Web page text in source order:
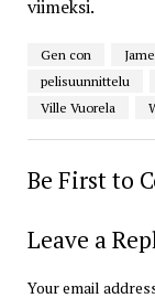
viimeksi.
Gen con
pelisuunnittelu
Ville Vuorela
Be First to
Leave a
Your email